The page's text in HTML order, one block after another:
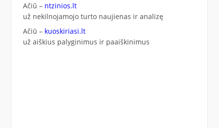
Ačiū – ntzinios.lt
už nekilnojamojo turto naujienas ir analizę
Ačiū – kuoskiriasi.lt
už aiškius palyginimus ir paaiškinimus